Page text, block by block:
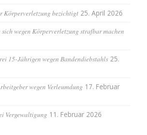
Körperverletzung bezichtigt 25. April 2026
wegen Körperverletzung strafbar machen
15-Jährigen wegen Bandendiebstahls 25.
wegen Verleumdung 17. Februar
Vergewaltigung 11. Februar 2026